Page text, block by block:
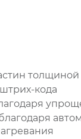
кода